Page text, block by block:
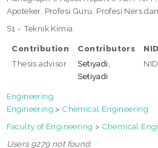
Apoteker, Profesi Guru, Profesi Ners
S1 - Teknik Kimia
Contribution Contributors
Thesis advisor
Setiyadi,
Setiyadi
Engineering
Engineering > Chemical Engineering
Faculty of Engineering > Chemical
Users 9279 not found.